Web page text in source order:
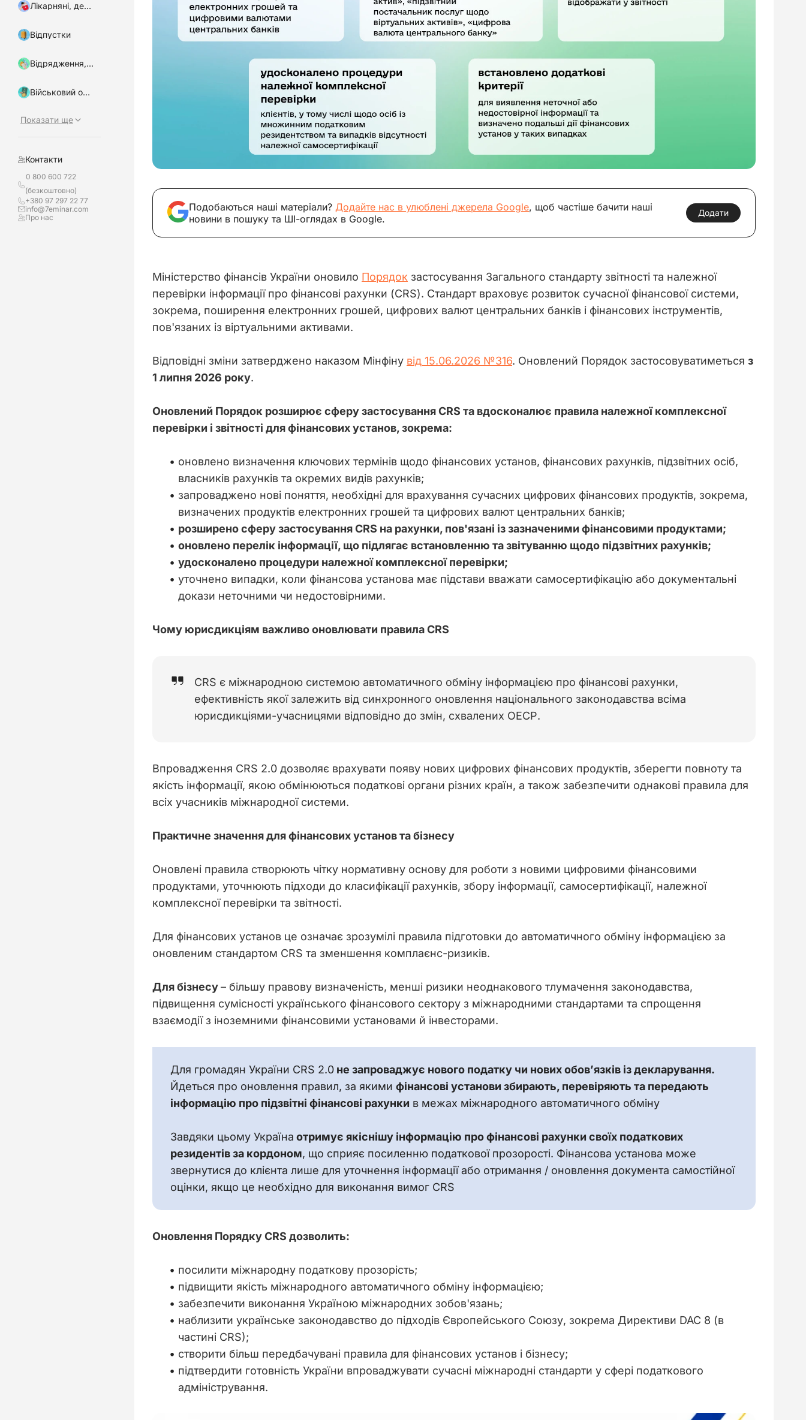
Лікарняні, декретні
Відпустки
Відрядження, підзвітні кошти
Військовий облік, бронювання
Показати ще
Контакти
0 800 600 722
(безкоштовно)
+380 97 297 22 77
info@7eminar.com
Про нас
Подобаються наші матеріали? Додайте нас в улюблені джерела Google, щоб частіше бачити наші
новини в пошуку та ШІ-оглядах в Google.
Додати
Міністерство фінансів України оновило Порядок застосування Загального стандарту звітності та належної
перевірки інформації про фінансові рахунки (CRS). Стандарт враховує розвиток сучасної фінансової системи,
зокрема, поширення електронних грошей, цифрових валют центральних банків і фінансових інструментів,
пов'язаних із віртуальними активами.
Відповідні зміни затверджено наказом Мінфіну від 15.06.2026 №316. Оновлений Порядок застосовуватиметься з
1 липня 2026 року.
Оновлений Порядок розширює сферу застосування CRS та вдосконалює правила належної комплексної
перевірки і звітності для фінансових установ, зокрема:
оновлено визначення ключових термінів щодо фінансових установ, фінансових рахунків, підзвітних осіб,
власників рахунків та окремих видів рахунків;
запроваджено нові поняття, необхідні для врахування сучасних цифрових фінансових продуктів, зокрема,
визначених продуктів електронних грошей та цифрових валют центральних банків;
розширено сферу застосування CRS на рахунки, пов'язані із зазначеними фінансовими продуктами;
оновлено перелік інформації, що підлягає встановленню та звітуванню щодо підзвітних рахунків;
удосконалено процедури належної комплексної перевірки;
уточнено випадки, коли фінансова установа має підстави вважати самосертифікацію або документальні
докази неточними чи недостовірними.
Чому юрисдикціям важливо оновлювати правила CRS
CRS є міжнародною системою автоматичного обміну інформацією про фінансові рахунки,
ефективність якої залежить від синхронного оновлення національного законодавства всіма
юрисдикціями-учасницями відповідно до змін, схвалених ОЕСР.
Впровадження CRS 2.0 дозволяє врахувати появу нових цифрових фінансових продуктів, зберегти повноту та
якість інформації, якою обмінюються податкові органи різних країн, а також забезпечити однакові правила для
всіх учасників міжнародної системи.
Практичне значення для фінансових установ та бізнесу
Оновлені правила створюють чітку нормативну основу для роботи з новими цифровими фінансовими
продуктами, уточнюють підходи до класифікації рахунків, збору інформації, самосертифікації, належної
комплексної перевірки та звітності.
Для фінансових установ це означає зрозумілі правила підготовки до автоматичного обміну інформацією за
оновленим стандартом CRS та зменшення комплаєнс-ризиків.
Для бізнесу – більшу правову визначеність, менші ризики неоднакового тлумачення законодавства,
підвищення сумісності українського фінансового сектору з міжнародними стандартами та спрощення
взаємодії з іноземними фінансовими установами й інвесторами.
Для громадян України CRS 2.0 не запроваджує нового податку чи нових обов’язків із декларування.
Йдеться про оновлення правил, за якими фінансові установи збирають, перевіряють та передають
інформацію про підзвітні фінансові рахунки в межах міжнародного автоматичного обміну
Завдяки цьому Україна отримує якіснішу інформацію про фінансові рахунки своїх податкових
резидентів за кордоном, що сприяє посиленню податкової прозорості. Фінансова установа може
звернутися до клієнта лише для уточнення інформації або отримання / оновлення документа самостійної
оцінки, якщо це необхідно для виконання вимог CRS
Оновлення Порядку CRS дозволить:
посилити міжнародну податкову прозорість;
підвищити якість міжнародного автоматичного обміну інформацією;
забезпечити виконання Україною міжнародних зобов'язань;
наблизити українське законодавство до підходів Європейського Союзу, зокрема Директиви DAC 8 (в
частині CRS);
створити більш передбачувані правила для фінансових установ і бізнесу;
підтвердити готовність України впроваджувати сучасні міжнародні стандарти у сфері податкового
адміністрування.